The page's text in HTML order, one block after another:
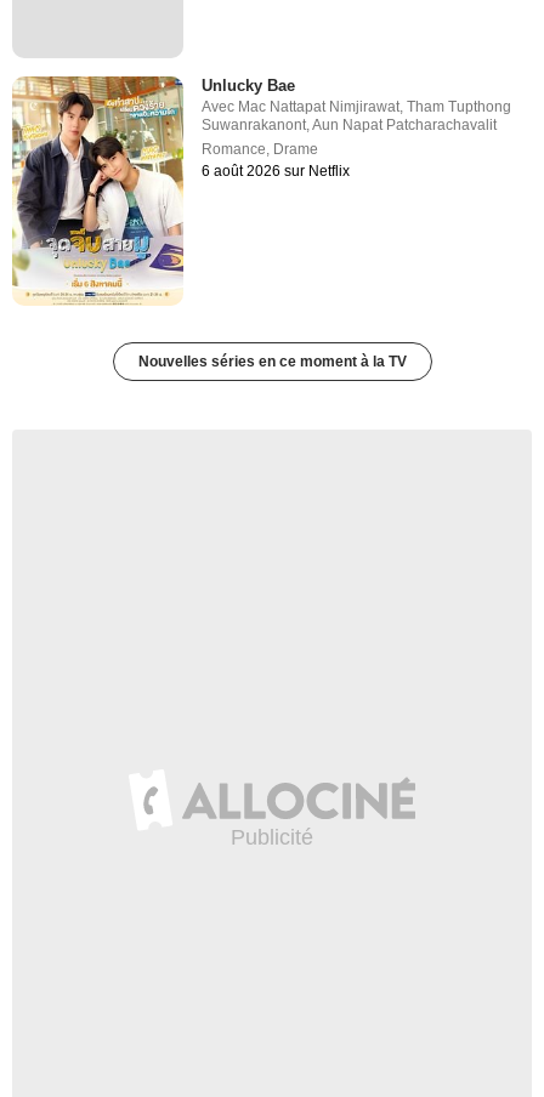
Unlucky Bae
Avec Mac Nattapat Nimjirawat,Tham Tupthong
Suwanrakanont,Aun Napat Patcharachavalit
Romance, Drame
6 août 2026 sur Netflix
Nouvelles séries en ce moment à la TV